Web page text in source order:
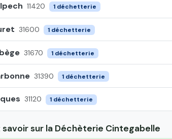
11420 1 déchetterie
31600 1 déchetterie
31670 1 déchetterie
31390 1 déchetterie
31120 1 déchetterie
savoir sur la Déchèterie Cintegabelle